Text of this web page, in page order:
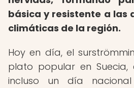
básica y resistente a las
climáticas de la región.
Hoy en día, el
plato popular en Suecia,
incluso un día